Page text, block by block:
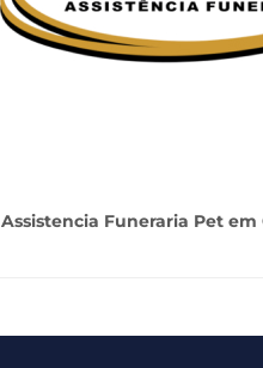
Assistencia Funeraria Pet